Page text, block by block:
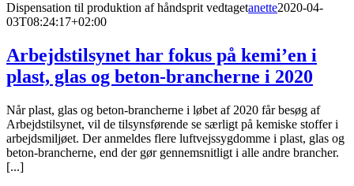
Dispensation til produktion af håndsprit vedtagetanette2020-04-
03T08:24:17+02:00
Arbejdstilsynet har fokus på kemi’en i
plast, glas og beton-brancherne i 2020
Når plast, glas og beton-brancherne i løbet af 2020 får besøg af
Arbejdstilsynet, vil de tilsynsførende se særligt på kemiske stoffer i
arbejdsmiljøet. Der anmeldes flere luftvejssygdomme i plast, glas og
beton-brancherne, end der gør gennemsnitligt i alle andre brancher.
[...]